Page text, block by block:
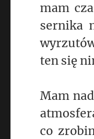
mam
sernika
ten się
Mam
co